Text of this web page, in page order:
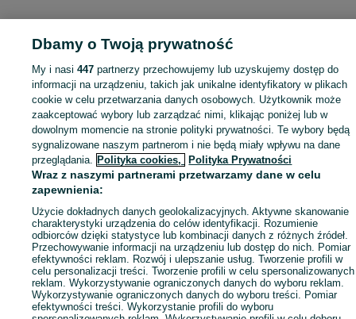
Dbamy o Twoją prywatność
My i nasi447 partnerzy przechowujemy lub uzyskujemy dostęp do
informacji na urządzeniu, takich jak unikalne identyfikatory w plikach
cookie w celu przetwarzania danych osobowych. Użytkownik może
zaakceptować wybory lub zarządzać nimi, klikając poniżej lub w
dowolnym momencie na stronie polityki prywatności. Te wybory będą
sygnalizowane naszym partnerom i nie będą miały wpływu na dane
przeglądania. Polityka cookies, Polityka Prywatności
Wraz z naszymi partnerami przetwarzamy dane w celu
zapewnienia:
Użycie dokładnych danych geolokalizacyjnych. Aktywne skanowanie
charakterystyki urządzenia do celów identyfikacji. Rozumienie
odbiorców dzięki statystyce lub kombinacji danych z różnych źródeł.
Przechowywanie informacji na urządzeniu lub dostęp do nich. Pomiar
efektywności reklam. Rozwój i ulepszanie usług. Tworzenie profili w
celu personalizacji treści. Tworzenie profili w celu spersonalizowanych
reklam. Wykorzystywanie ograniczonych danych do wyboru reklam.
Wykorzystywanie ograniczonych danych do wyboru treści. Pomiar
efektywności treści. Wykorzystanie profili do wyboru